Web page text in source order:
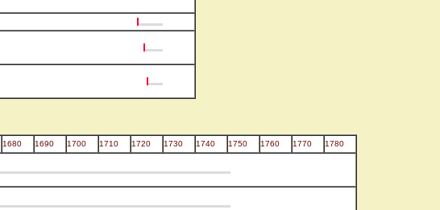
1680 1690 1700 1710 1720 1730 1740 1750 1760 1770 1780